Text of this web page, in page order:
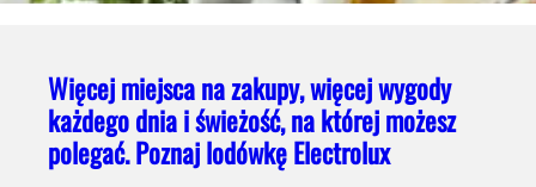
Więcej miejsca na zakupy, więcej wygody
każdego dnia i świeżość, na której możesz
polegać. Poznaj lodówkę Electrolux